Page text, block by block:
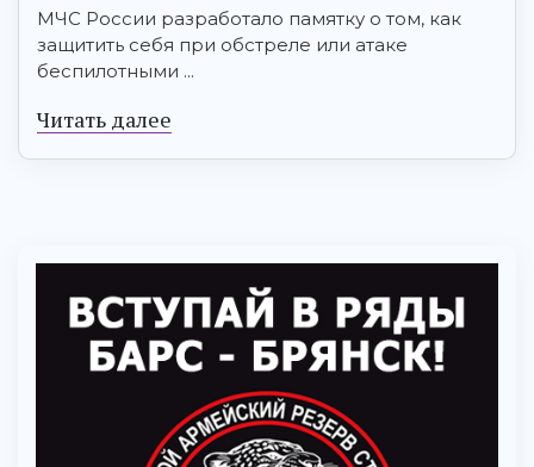
МЧС России разработало памятку о том, как
защитить себя при обстреле или атаке
беспилотными ...
Читать далее